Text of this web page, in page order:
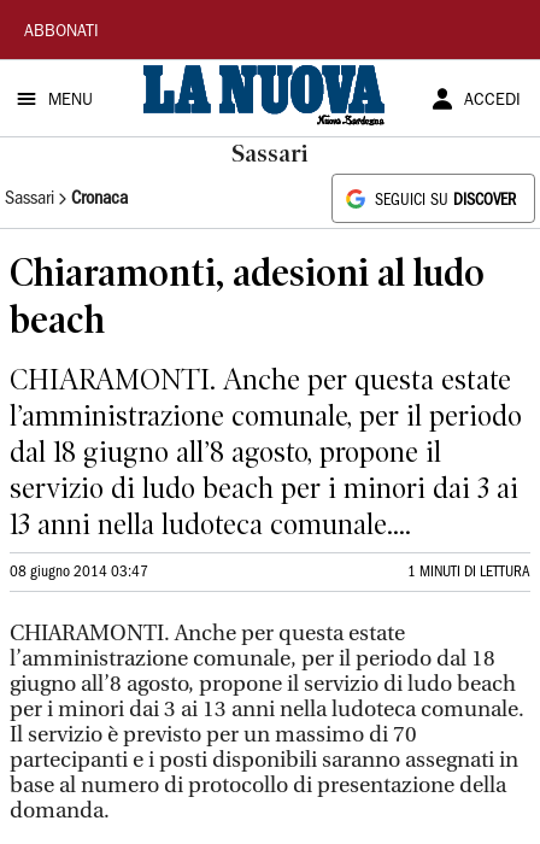
La
Nuova
Sardegna
ABBONATI
MENU ACCEDI
Sassari
Sassari Cronaca SEGUICI SU DISCOVER
Chiaramonti, adesioni al ludo
beach
CHIARAMONTI. Anche per questa estate
l’amministrazione comunale, per il periodo
dal 18 giugno all’8 agosto, propone il
servizio di ludo beach per i minori dai 3 ai
13 anni nella ludoteca comunale....
08 giugno 2014 03:47 1 MINUTI DI LETTURA
CHIARAMONTI. Anche per questa estate
l’amministrazione comunale, per il periodo dal 18
giugno all’8 agosto, propone il servizio di ludo beach
per i minori dai 3 ai 13 anni nella ludoteca comunale.
Il servizio è previsto per un massimo di 70
partecipanti e i posti disponibili saranno assegnati in
base al numero di protocollo di presentazione della
domanda.